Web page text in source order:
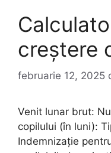
creștere
februarie 12, 2025
Venit lunar brut:
copilului (în luni):
Indemnizație